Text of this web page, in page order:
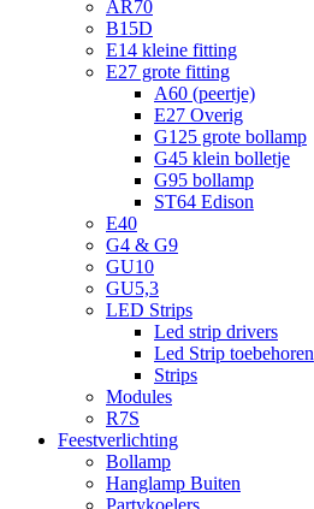
AR70
B15D
E14 kleine fitting
E27 grote fitting
A60 (peertje)
E27 Overig
G125 grote bollamp
G45 klein bolletje
G95 bollamp
ST64 Edison
E40
G4 & G9
GU10
GU5,3
LED Strips
Led strip drivers
Led Strip toebehoren
Strips
Modules
R7S
Feestverlichting
Bollamp
Hanglamp Buiten
Partykoelers